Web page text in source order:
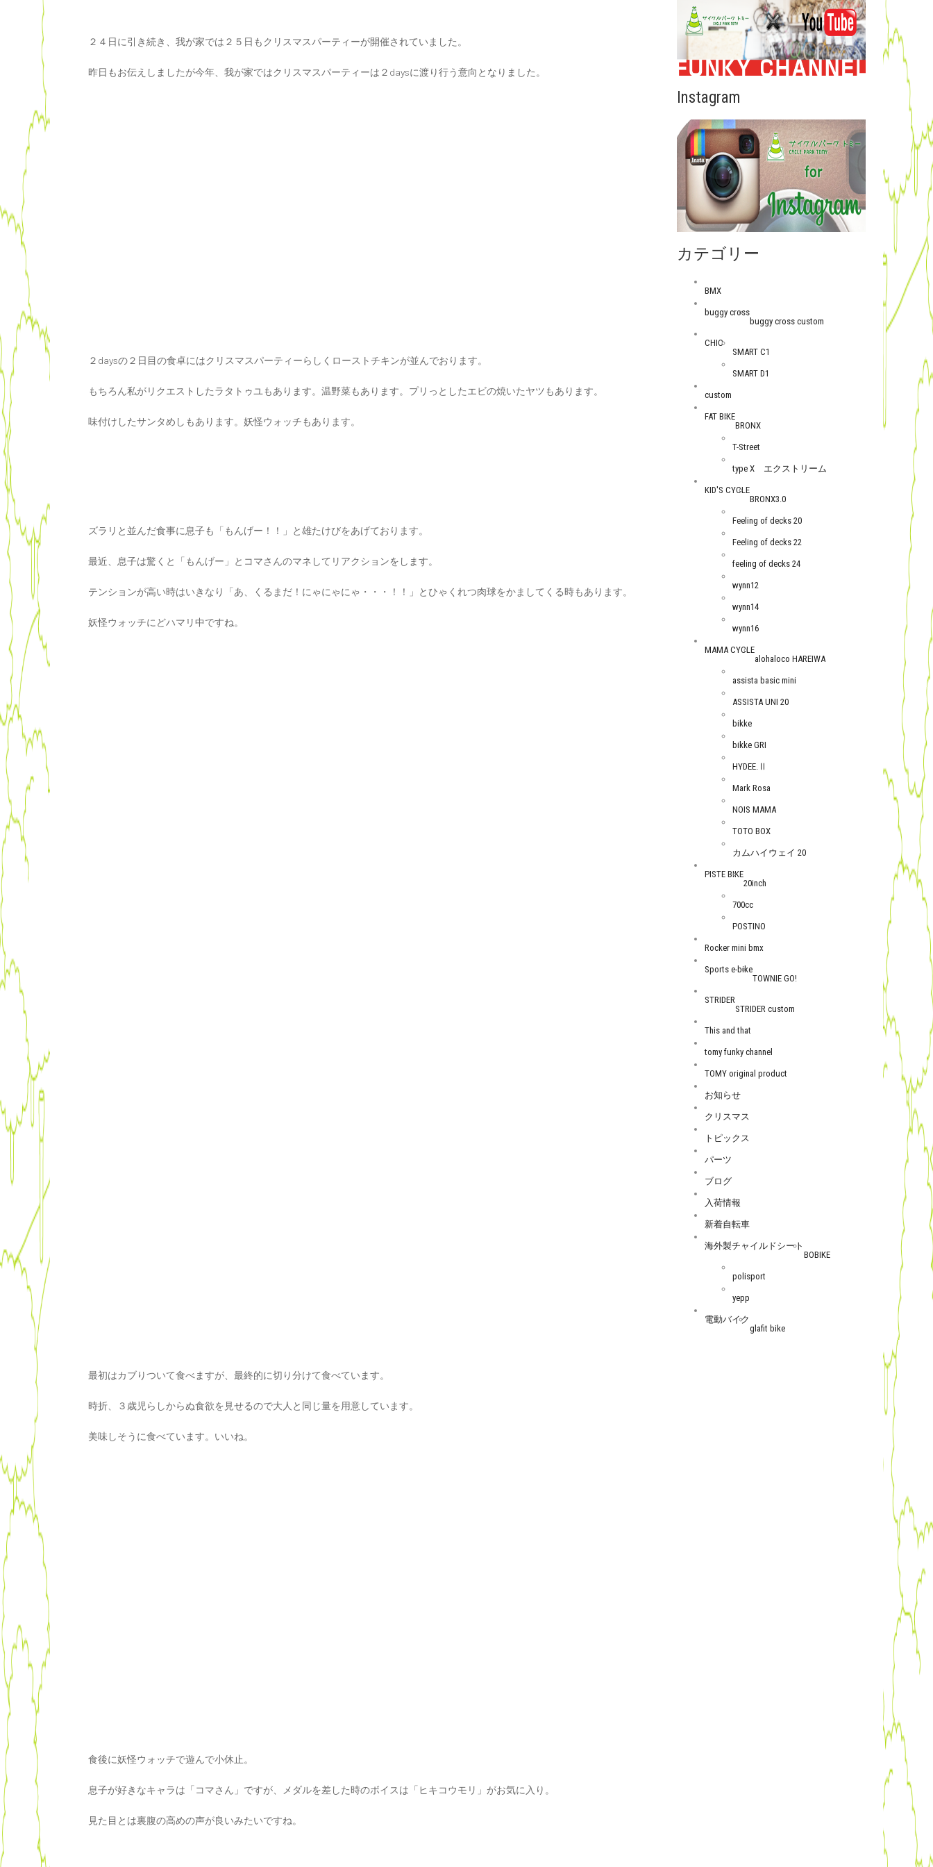
２４日に引き続き、我が家では２５日もクリスマスパーティーが開催されていました。
昨日もお伝えしましたが今年、我が家ではクリスマスパーティーは２daysに渡り行う意向となりました。
２daysの２日目の食卓にはクリスマスパーティーらしくローストチキンが並んでおります。
もちろん私がリクエストしたラタトゥユもあります。温野菜もあります。プリっとしたエビの焼いたヤツもあります。
味付けしたサンタめしもあります。妖怪ウォッチもあります。
ズラリと並んだ食事に息子も「もんげー！！」と雄たけびをあげております。
最近、息子は驚くと「もんげー」とコマさんのマネしてリアクションをします。
テンションが高い時はいきなり「あ、くるまだ！にゃにゃにゃ・・・！！」とひゃくれつ肉球をかましてくる時もあります。
妖怪ウォッチにどハマリ中ですね。
最初はカブりついて食べますが、最終的に切り分けて食べています。
時折、３歳児らしからぬ食欲を見せるので大人と同じ量を用意しています。
美味しそうに食べています。いいね。
食後に妖怪ウォッチで遊んで小休止。
息子が好きなキャラは「コマさん」ですが、メダルを差した時のボイスは「ヒキコウモリ」がお気に入り。
見た目とは裏腹の高めの声が良いみたいですね。
Instagram
カテゴリー
BMX
buggy cross
buggy cross custom
CHIC
SMART C1
SMART D1
custom
FAT BIKE
BRONX
T-Street
type X エクストリーム
KID'S CYCLE
BRONX3.0
Feeling of decks 20
Feeling of decks 22
feeling of decks 24
wynn12
wynn14
wynn16
MAMA CYCLE
alohaloco HAREIWA
assista basic mini
ASSISTA UNI 20
bikke
bikke GRI
HYDEE.Ⅱ
Mark Rosa
NOIS MAMA
TOTO BOX
カムハイウェイ 20
PISTE BIKE
20inch
700cc
POSTINO
Rocker mini bmx
Sports e-bike
TOWNIE GO!
STRIDER
STRIDER custom
This and that
tomy funky channel
TOMY original product
お知らせ
クリスマス
トピックス
パーツ
ブログ
入荷情報
新着自転車
海外製チャイルドシート
BOBIKE
polisport
yepp
電動バイク
glafit bike